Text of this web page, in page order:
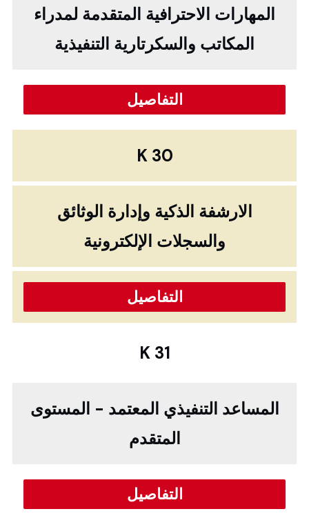
المهارات الاحترافية المتقدمة لمدراء
المكاتب والسكرتارية التنفيذية
التفاصيل
K 30
الارشفة الذكية وإدارة الوثائق
والسجلات الإلكترونية
التفاصيل
K 31
المساعد التنفيذي المعتمد - المستوى
المتقدم
التفاصيل